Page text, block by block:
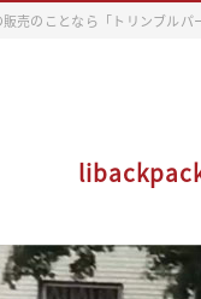
売のことなら「トリンブルパ